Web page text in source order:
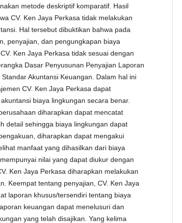
metode deskriptif komparatif. Hasil
CV. Ken Jaya Perkasa tidak melakukan
Hal tersebut dibuktikan bahwa pada
penyajian, dan pengungkapan biaya
Ken Jaya Perkasa tidak sesuai dengan
Dasar Penyusunan Penyajian Laporan
Akuntansi Keuangan. Dalam hal ini
CV. Ken Jaya Perkasa dapat
biaya lingkungan secara benar.
diharapkan dapat mencatat
detail sehingga biaya lingkungan dapat
diharapkan dapat mengakui
manfaat yang dihasilkan dari biaya
nilai yang dapat diukur dengan
Ken Jaya Perkasa diharapkan melakukan
Keempat tentang penyajian, CV. Ken Jaya
laporan khusus/tersendiri tentang biaya
keuangan dapat menelusuri dan
yang telah disajikan. Yang kelima